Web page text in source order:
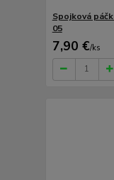
Spojková
05
7,90 €/ks